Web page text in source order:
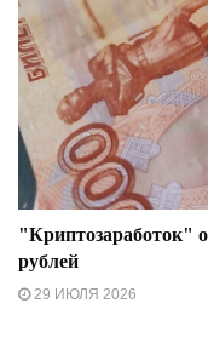
"Криптозаработок"
рублей
29 ИЮЛЯ 2026